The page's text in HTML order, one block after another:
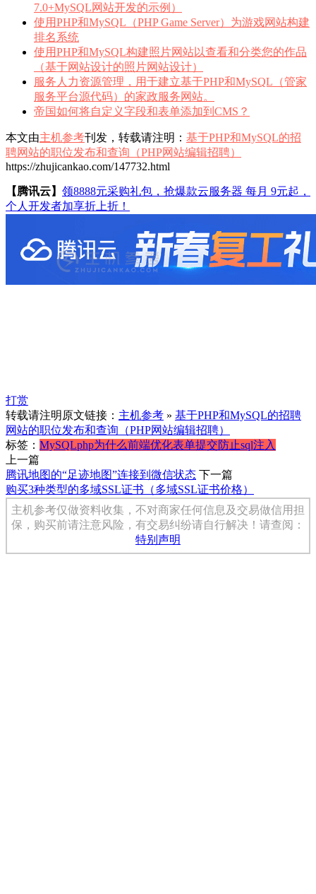
7.0+MySQL网站开发的示例）
使用PHP和MySQL（PHP Game Server）为游戏网站构建
排名系统
使用PHP和MySQL构建照片网站以查看和分类您的作品
（基于网站设计的照片网站设计）
服务人力资源管理，用于建立基于PHP和MySQL（管家
服务平台源代码）的家政服务网站。
帝国如何将自定义字段和表单添加到CMS？
本文由主机参考刊发，转载请注明： 基于PHP和MySQL的招
聘网站的职位发布和查询（PHP网站编辑招聘）
https://zhujicankao.com/147732.html
【腾讯云】 领8888元采购礼包，抢爆款云服务器 每月 9元起，
个人开发者加享折上折！
打赏
转载请注明原文链接： 主机参考 » 基于PHP和MySQL的招聘
网站的职位发布和查询（PHP网站编辑招聘）
标签： MySQLphp为什么前端优化表单提交防止sql注入
上一篇
腾讯地图的“足迹地图”连接到微信状态 下一篇
购买3种类型的多域SSL证书（多域SSL证书价格）
主机参考仅做资料收集，不对商家任何信息及交易做信用担
保，购买前请注意风险，有交易纠纷请自行解决！请查阅：
特别声明